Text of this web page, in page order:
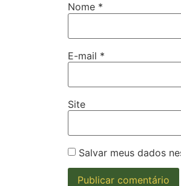
Nome *
E-mail *
Site
Salvar meus dados